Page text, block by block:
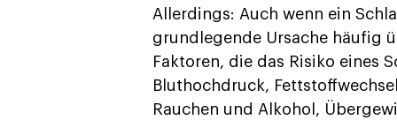
Allerdings: Auch wenn ein
grundlegende Ursache häufig
Faktoren, die das Risiko eines
Bluthochdruck,
Rauchen und Alkohol,